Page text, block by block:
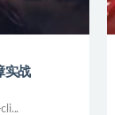
实战